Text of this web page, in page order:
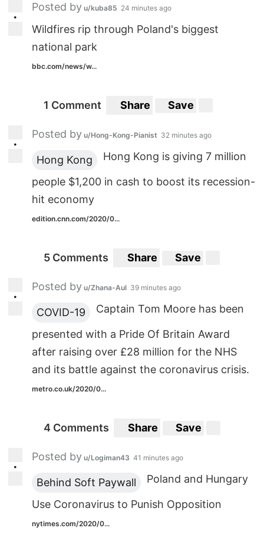
•
Posted by u/kuba85 24 minutes ago
Wildfires rip through Poland's biggest
national park
bbc.com/news/w...
1 Comment Share Save
•
Posted by u/Hong-Kong-Pianist 32 minutes ago
Hong Kong Hong Kong is giving 7 million
people $1,200 in cash to boost its recession-
hit economy
edition.cnn.com/2020/0...
5 Comments Share Save
•
Posted by u/Zhana-Aul 39 minutes ago
COVID-19 Captain Tom Moore has been
presented with a Pride Of Britain Award
after raising over £28 million for the NHS
and its battle against the coronavirus crisis.
metro.co.uk/2020/0...
4 Comments Share Save
•
Posted by u/Logiman43 41 minutes ago
Behind Soft Paywall Poland and Hungary
Use Coronavirus to Punish Opposition
nytimes.com/2020/0...